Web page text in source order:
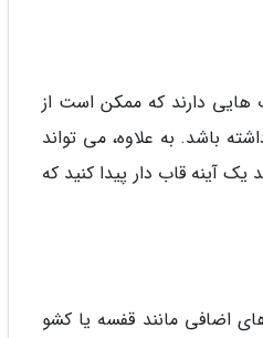
هایی دارند که ممکن است از
باشد. به علاوه، می تواند
آینه قاب دار پیدا کنید که
اضافی مانند قفسه یا کشو